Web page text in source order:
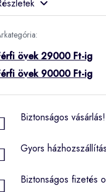
övek 29000 Ft-ig
övek 90000 Ft-ig
Biztonságos
Gyors
Biztonságos fizetés